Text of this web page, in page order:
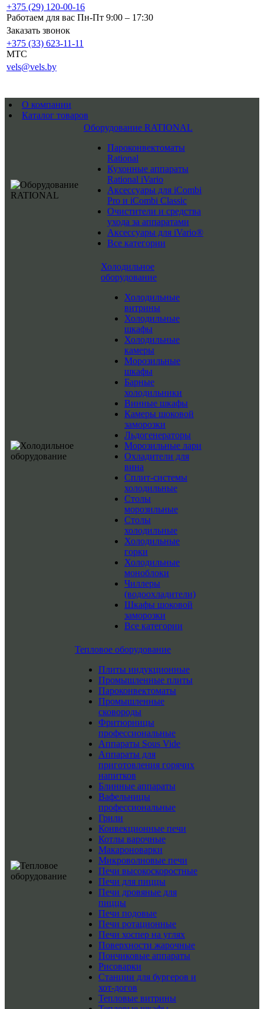
+375 (29) 120-00-16
Работаем для вас Пн-Пт 9:00 – 17:30
Заказать звонок
+375 (33) 623-11-11
MTC
vels@vels.by
О компании
Каталог товаров
Оборудование RATIONAL
Пароконвектоматы
Rational
Кухонные аппараты
Rational iVario
Аксессуары для iCombi
Pro и iCombi Classic
Очистители и средства
ухода за аппаратами
Аксессуары для iVario®
Все категории
Холодильное
оборудование
Холодильные
витрины
Холодильные
шкафы
Холодильные
камеры
Морозильные
шкафы
Барные
холодильники
Винные шкафы
Камеры шоковой
заморозки
Льдогенераторы
Морозильные лари
Охладители для
вина
Сплит-системы
холодильные
Столы
морозильные
Столы
холодильные
Холодильные
горки
Холодильные
моноблоки
Чиллеры
(водоохладители)
Шкафы шоковой
заморозки
Все категории
Тепловое оборудование
Плиты индукционные
Промышленные плиты
Пароконвектоматы
Промышленные
сковороды
Фритюрницы
профессиональные
Аппараты Sous Vide
Аппараты для
приготовления горячих
напитков
Блинные аппараты
Вафельницы
профессиональные
Грили
Конвекционные печи
Котлы варочные
Макароноварки
Микроволновые печи
Печи высокоскоростные
Печи для пиццы
Печи дровяные для
пиццы
Печи подовые
Печи ротационные
Печи хоспер на углях
Поверхности жарочные
Пончиковые аппараты
Рисоварки
Станции для бургеров и
хот-догов
Тепловые витрины